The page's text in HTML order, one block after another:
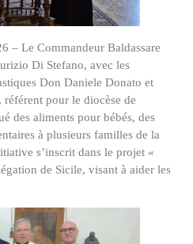
– Le Commandeur Baldassare
Di Stefano, avec les
Don Daniele Donato et
pour le diocèse de
des aliments pour bébés, des
à plusieurs familles de la
s’inscrit dans le projet «
de Sicile, visant à aider les